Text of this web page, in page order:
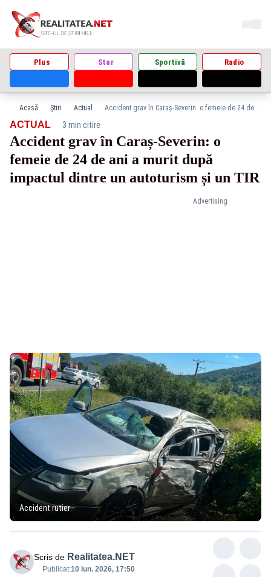
Plus Star Sportivă Radio
Acasă Știri Actual Accident grav în Caraș-Severin: o femeie de 24 de ani a murit după impactul dintre un autoturism și un TIR
Advertising
ACTUAL· 3 min citire
Accident grav în Caraș-Severin: o
femeie de 24 de ani a murit după
impactul dintre un autoturism și un TIR
Accident rutier
Scris de Realitatea.NET
Publicat:10 iun. 2026, 17:50